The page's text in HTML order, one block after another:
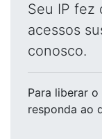
Seu IP fez
acessos
conosco.
Para liberar o
responda ao